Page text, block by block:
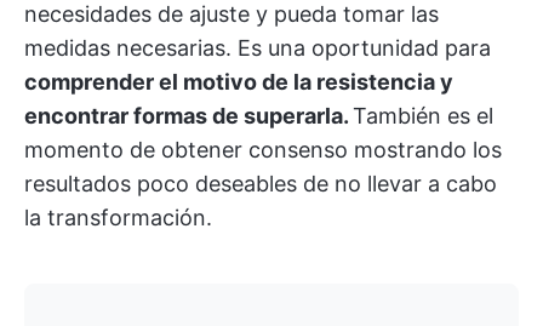
necesidades de ajuste y pueda tomar las
medidas necesarias. Es una oportunidad para
comprender el motivo de la resistencia y
encontrar formas de superarla.También es el
momento de obtener consenso mostrando los
resultados poco deseables de no llevar a cabo
la transformación.